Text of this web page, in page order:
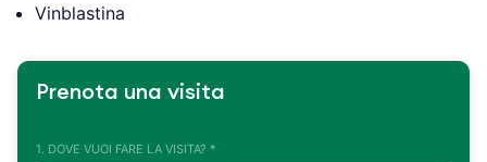
Vinblastina
Prenota una visita
1. DOVE VUOI FARE LA VISITA? *